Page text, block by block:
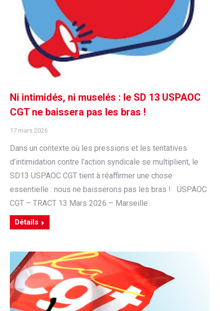
Ni intimidés, ni muselés : le SD 13 USPAOC
CGT ne baissera pas les bras !
17 mars 2026
Dans un contexte où les pressions et les tentatives
d’intimidation contre l’action syndicale se multiplient, le
SD13 USPAOC CGT tient à réaffirmer une chose
essentielle : nous ne baisserons pas les bras ! USPAOC
CGT – TRACT 13 Mars 2026 – Marseille
Détails